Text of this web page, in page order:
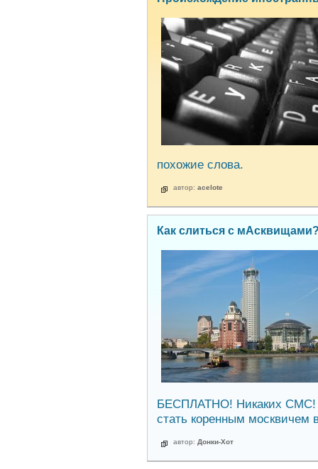
похожие слова.
автор: acelote
Как слиться с
БЕСПЛАТНО! Никаких СМС!
стать коренным москвичем
автор: Донки-Хот